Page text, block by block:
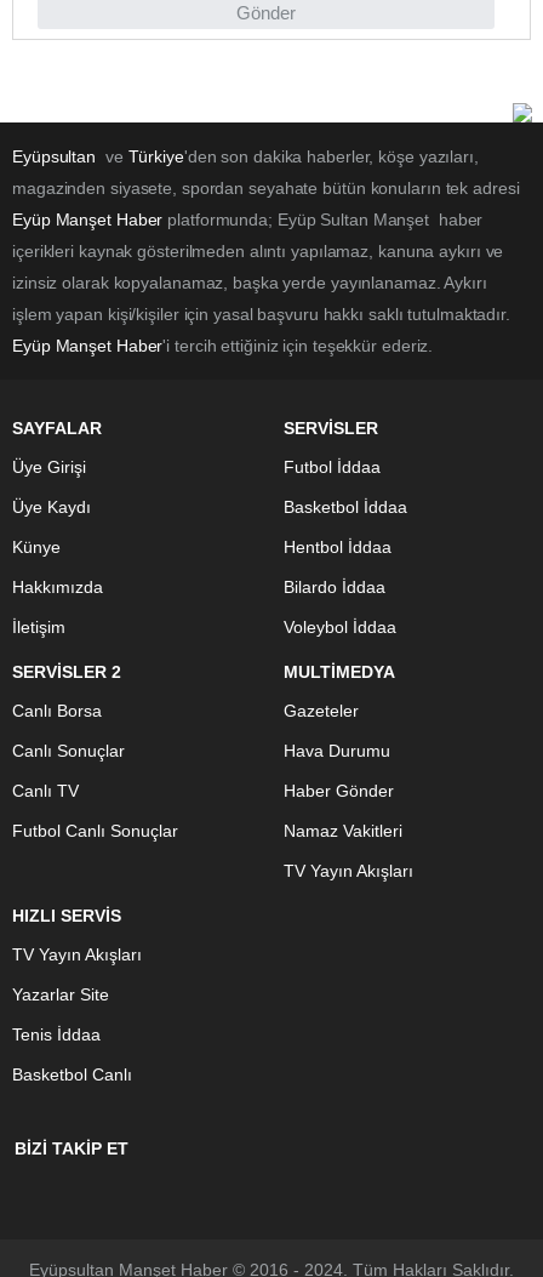
Gönder
Eyüpsultan ve Türkiye'den son dakika haberler, köşe yazıları,
magazinden siyasete, spordan seyahate bütün konuların tek adresi
Eyüp Manşet Haber platformunda; Eyüp Sultan Manşet haber
içerikleri kaynak gösterilmeden alıntı yapılamaz, kanuna aykırı ve
izinsiz olarak kopyalanamaz, başka yerde yayınlanamaz. Aykırı
işlem yapan kişi/kişiler için yasal başvuru hakkı saklı tutulmaktadır.
Eyüp Manşet Haber'i tercih ettiğiniz için teşekkür ederiz.
SAYFALAR
Üye Girişi
Üye Kaydı
Künye
Hakkımızda
İletişim
SERVİSLER
Futbol İddaa
Basketbol İddaa
Hentbol İddaa
Bilardo İddaa
Voleybol İddaa
SERVİSLER 2
Canlı Borsa
Canlı Sonuçlar
Canlı TV
Futbol Canlı Sonuçlar
MULTİMEDYA
Gazeteler
Hava Durumu
Haber Gönder
Namaz Vakitleri
TV Yayın Akışları
HIZLI SERVİS
TV Yayın Akışları
Yazarlar Site
Tenis İddaa
Basketbol Canlı
BİZİ TAKİP ET
Eyüpsultan Manşet Haber © 2016 - 2024. Tüm Hakları Saklıdır.